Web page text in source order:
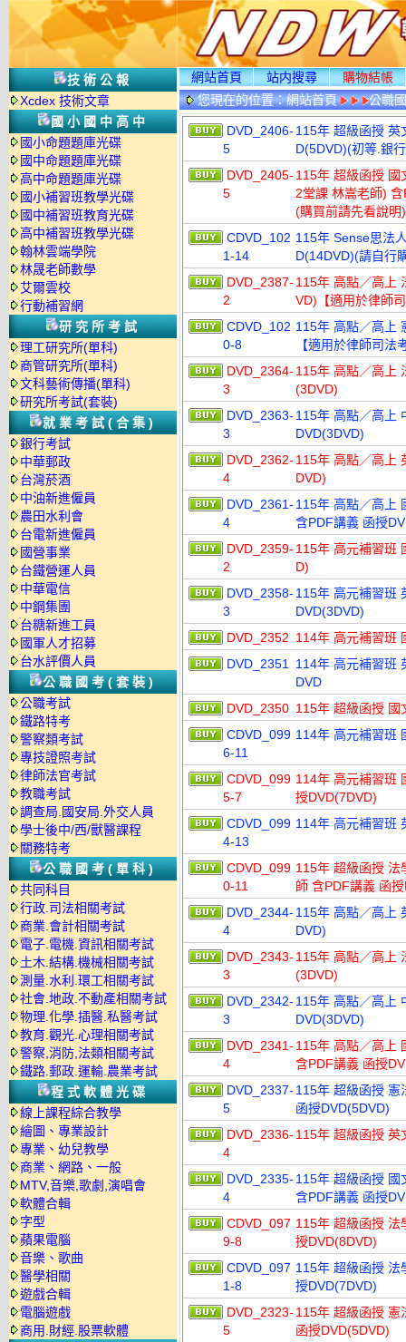
技術公報
Xcdex 技術文章
國小國中高中
國小命題題庫光碟
國中命題題庫光碟
高中命題題庫光碟
國小補習班教學光碟
國中補習班教育光碟
高中補習班教學光碟
翰林雲端學院
林晟老師數學
艾爾雲校
行動補習網
研究所考試
理工研究所(單科)
商管研究所(單科)
文科藝術傳播(單科)
研究所考試(套裝)
就業考試(合集)
銀行考試
中華郵政
台灣菸酒
中油新進僱員
農田水利會
台電新進僱員
國營事業
台鐵營運人員
中華電信
中鋼集團
台糖新進工員
國軍人才招募
台水評價人員
公職國考(套裝)
公職考試
鐵路特考
警察類考試
專技證照考試
律師法官考試
教職考試
調查局.國安局.外交人員
學士後中/西/獸醫課程
關務特考
公職國考(單科)
共同科目
行政.司法相關考試
商業.會計相關考試
電子.電機.資訊相關考試
土木.結構.機械相關考試
測量.水利.環工相關考試
社會.地政.不動產相關考試
物理.化學.插醫.私醫考試
教育.觀光.心理相關考試
警察,消防,法類相關考試
鐵路.郵政.運輸.農業考試
程式軟體光碟
線上課程綜合教學
繪圖、專業設計
專業、幼兒教學
商業、網路、一般
MTV,音樂,歌劇,演唱會
軟體合輯
字型
蘋果電腦
音樂、歌曲
醫學相關
遊戲合輯
電腦遊戲
商用.財經.股票軟體
網站首頁 站内搜尋
購物結帳
您現在的位置：網站首頁 公職
DVD_2406-
5
115年 超級函授 英
D(5DVD)(初等.銀
DVD_2405-
5
115年 超級函授 國
2堂課 林嵩老師)
(購買前請先看說明)
CDVD_102
1-14
115年 Sense思法
D(14DVD)(請自行
DVD_2387-
2
115年 高點／高上
VD)【適用於律師
CDVD_102
0-8
115年 高點／高上
【適用於律師司法
DVD_2364-
3
115年 高點／高上
(3DVD)
DVD_2363-
3
115年 高點／高上
DVD(3DVD)
DVD_2362-
4
115年 高點／高上
DVD)
DVD_2361-
4
115年 高點／高上
含PDF講義 函授
DVD_2359-
2
115年 高元補習班
D)
DVD_2358-
3
115年 高元補習班
DVD(3DVD)
DVD_2352 114年 高元補習班
DVD_2351
114年 高元補習班
DVD
DVD_2350 115年 超級函授 國
CDVD_099
6-11
114年 高元補習班
CDVD_099
5-7
114年 高元補習班
授DVD(7DVD)
CDVD_099
4-13
114年 高元補習班
CDVD_099
0-11
115年 超級函授 法
師 含PDF講義 函
DVD_2344-
4
115年 高點／高上
DVD)
DVD_2343-
3
115年 高點／高上
(3DVD)
DVD_2342-
3
115年 高點／高上
DVD(3DVD)
DVD_2341-
4
115年 高點／高上
含PDF講義 函授
DVD_2337-
5
115年 超級函授 憲
函授DVD(5DVD)
DVD_2336-
4
115年 超級函授 英
DVD_2335-
4
115年 超級函授 國
含PDF講義 函授
CDVD_097
9-8
115年 超級函授 法
授DVD(8DVD)
CDVD_097
1-8
115年 超級函授 法
授DVD(7DVD)
DVD_2323-
5
115年 超級函授 憲
函授DVD(5DVD)